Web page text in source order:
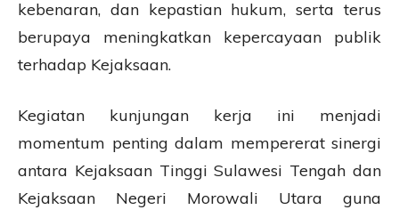
kebenaran, dan kepastian hukum, serta terus
berupaya meningkatkan kepercayaan publik
terhadap Kejaksaan.
Kegiatan kunjungan kerja ini menjadi
momentum penting dalam mempererat sinergi
antara Kejaksaan Tinggi Sulawesi Tengah dan
Kejaksaan Negeri Morowali Utara guna